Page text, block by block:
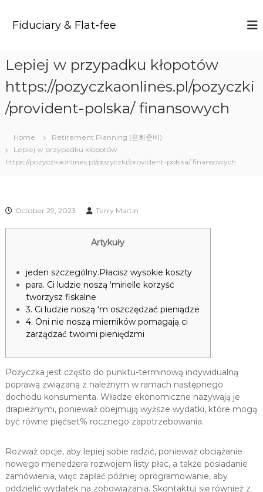
Fiduciary & Flat-fee
Lepiej w przypadku kłopotów
https://pozyczkaonlines.pl/pozyczki
/provident-polska/ finansowych
Home
Retirement Planning (은퇴준비)
Lepiej w przypadku kłopotów
https://pozyczkaonlines.pl/pozyczki/provident-polska/ finansowych
October 29, 2023 Terry Martin
Artykuły
jeden szczególny.Płacisz wysokie koszty
para. Ci ludzie noszą ‘mirielle korzyść
tworzysz fiskalne
3. Ci ludzie noszą ‘m oszczędzać pieniądze
4. Oni nie noszą mierników pomagają ci
zarządzać twoimi pieniędzmi
Pożyczka jest często do punktu-terminową indywidualną
poprawą związaną z należnym w ramach następnego
dochodu konsumenta. Władze ekonomiczne nazywają je
drapieżnymi, ponieważ obejmują wyższe wydatki, które mogą
być równe pięćset% rocznego zapotrzebowania.
Rozważ opcje, aby lepiej sobie radzić, ponieważ obciążanie
nowego menedżera rozwojem listy płac, a także posiadanie
zamówienia, więc zapłać później oprogramowanie, aby
oddzielić wydatek na zobowiązania. Skontaktuj się również z